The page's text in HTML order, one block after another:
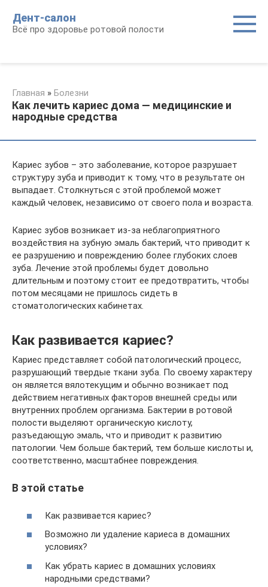
контенту
Дент-салон
Всё про здоровье ротовой полости
Главная » Болезни
Как лечить кариес дома — медицинские и
народные средства
Кариес зубов – это заболевание, которое разрушает
структуру зуба и приводит к тому, что в результате он
выпадает. Столкнуться с этой проблемой может
каждый человек, независимо от своего пола и возраста.
Кариес зубов возникает из-за неблагоприятного
воздействия на зубную эмаль бактерий, что приводит к
ее разрушению и повреждению более глубоких слоев
зуба. Лечение этой проблемы будет довольно
длительным и поэтому стоит ее предотвратить, чтобы
потом месяцами не пришлось сидеть в
стоматологических кабинетах.
Как развивается кариес?
Кариес представляет собой патологический процесс,
разрушающий твердые ткани зуба. По своему характеру
он является вялотекущим и обычно возникает под
действием негативных факторов внешней среды или
внутренних проблем организма. Бактерии в ротовой
полости выделяют органическую кислоту,
разъедающую эмаль, что и приводит к развитию
патологии. Чем больше бактерий, тем больше кислоты и,
соответственно, масштабнее повреждения.
В этой статье
Как развивается кариес?
Возможно ли удаление кариеса в домашних
условиях?
Как убрать кариес в домашних условиях
народными средствами?